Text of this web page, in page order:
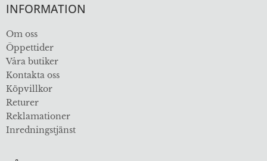
INFORMATION
Om oss
Öppettider
Våra butiker
Kontakta oss
Köpvillkor
Returer
Reklamationer
Inredningstjänst